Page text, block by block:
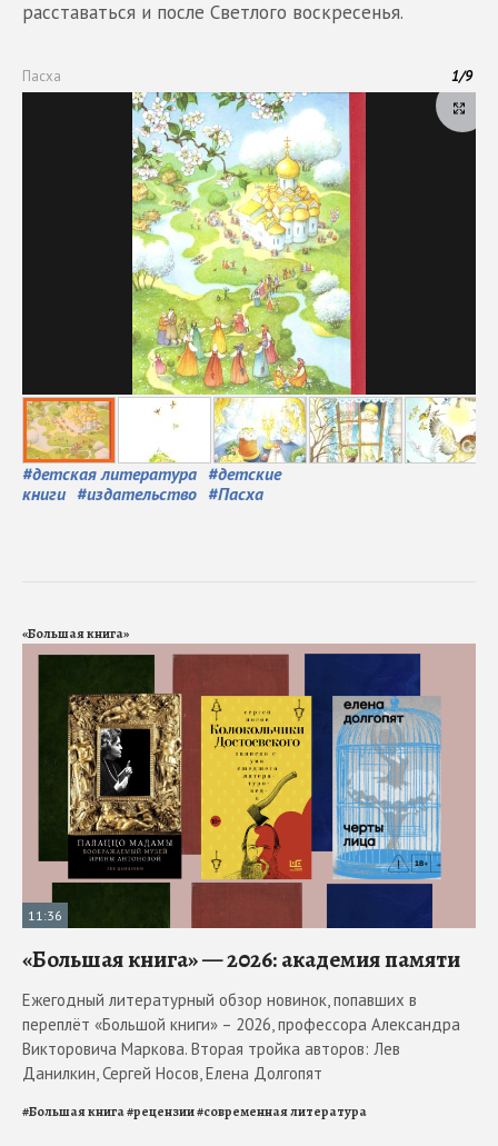
расставаться и после Светлого воскресенья.
Пасха 1/9
#детская литература #детские
книги #издательство #Пасха
«Большая книга»
11:36
«Большая книга» — 2026: академия памяти
Ежегодный литературный обзор новинок, попавших в
переплёт «Большой книги» – 2026, профессора Александра
Викторовича Маркова. Вторая тройка авторов: Лев
Данилкин, Сергей Носов, Елена Долгопят
#Большая книга#рецензии#современная литература